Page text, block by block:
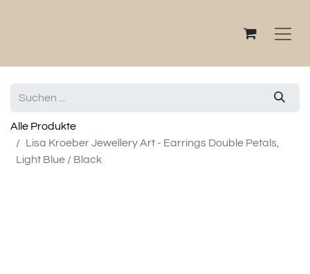
Alle Produkte
Lisa Kroeber Jewellery Art - Earrings Double Petals,
Light Blue / Black